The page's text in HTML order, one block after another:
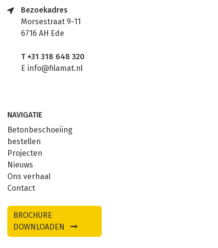
Bezoekadres
Morsestraat 9-11
6716 AH Ede
T +31 318 648 320
E info@filamat.nl
NAVIGATIE
Betonbeschoeiing
bestellen
Projecten
Nieuws
Ons verhaal
Contact
BROCHURE
DOWNLOADEN